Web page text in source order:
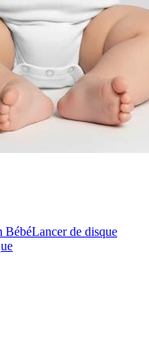
BébéLancer de disque